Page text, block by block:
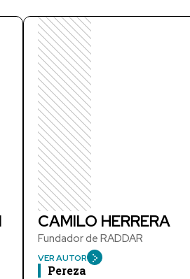
CAMILO HERRERA
Fundador de RADDAR
VER AUTOR
Pereza